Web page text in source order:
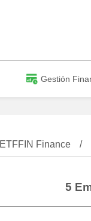
Gestión
ETFFIN Finance
5